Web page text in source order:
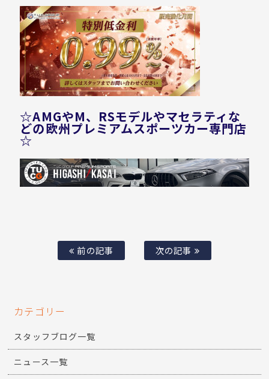
☆AMGやM、RSモデルやマセラティな
どの欧州プレミアムスポーツカー専門店
☆
前の記事 次の記事
カテゴリー
スタッフブログ一覧
ニュース一覧